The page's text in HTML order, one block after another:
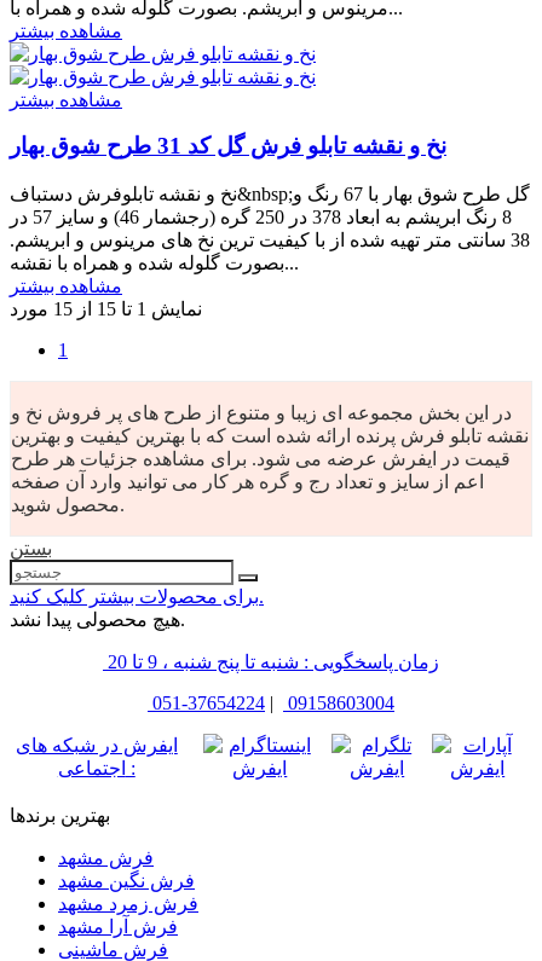
مرینوس و ابریشم. بصورت گلوله شده و همراه با...
مشاهده بیشتر
مشاهده بیشتر
نخ و نقشه تابلو فرش گل کد 31 طرح شوق بهار
نخ و نقشه تابلوفرش دستباف&nbsp;گل طرح شوق بهار با 67 رنگ و
8 رنگ ابریشم به ابعاد 378 در 250 گره (رجشمار 46) و سایز 57 در
38 سانتی متر تهیه شده از با کیفیت ترین نخ های مرینوس و ابریشم.
بصورت گلوله شده و همراه با نقشه...
مشاهده بیشتر
نمایش 1 تا 15 از 15 مورد
1
در این بخش مجموعه ای زیبا و متنوع از طرح های پر فروش نخ و
نقشه تابلو فرش پرنده ارائه شده است که با بهترین کیفیت و بهترین
قیمت در ایفرش عرضه می شود. برای مشاهده جزئیات هر طرح
اعم از سایز و تعداد رج و گره هر کار می توانید وارد آن صفخه
محصول شوید.
بستن
برای محصولات بیشتر کلیک کنید.
هیچ محصولی پیدا نشد.
زمان پاسخگویی : شنبه تا پنج شنبه ، 9 تا 20
051-37654224 | 09158603004
ایفرش در شبکه های
اجتماعی :
بهترین برندها
فرش مشهد
فرش نگین مشهد
فرش زمرد مشهد
فرش آرا مشهد
فرش ماشینی